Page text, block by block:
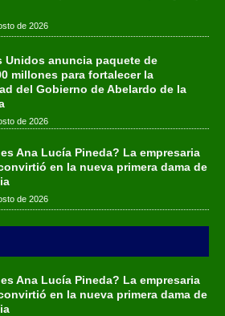
de 2026
Unidos anuncia paquete de
millones para fortalecer la
del Gobierno de Abelardo de la
de 2026
Ana Lucía Pineda? La empresaria
en la nueva primera dama de
de 2026
Ana Lucía Pineda? La empresaria
en la nueva primera dama de